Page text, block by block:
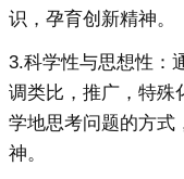
识，孕育创新精神。
3.科学性与思想性：
调类比，推广，特殊
学地思考问题的方式
神。